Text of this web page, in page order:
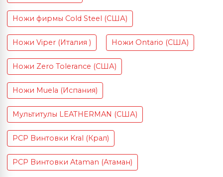
Ножи фирмы Cold Steel (США)
Ножи Viper (Италия ) Ножи Ontario (США)
Ножи Zero Tolerance (США)
Ножи Muela (Испания)
Мультитулы LEATHERMAN (США)
PCP Винтовки Kral (Крал)
PCP Винтовки Ataman (Атаман)